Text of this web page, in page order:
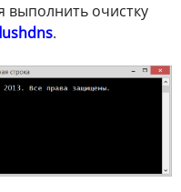
выполнить очистку
.